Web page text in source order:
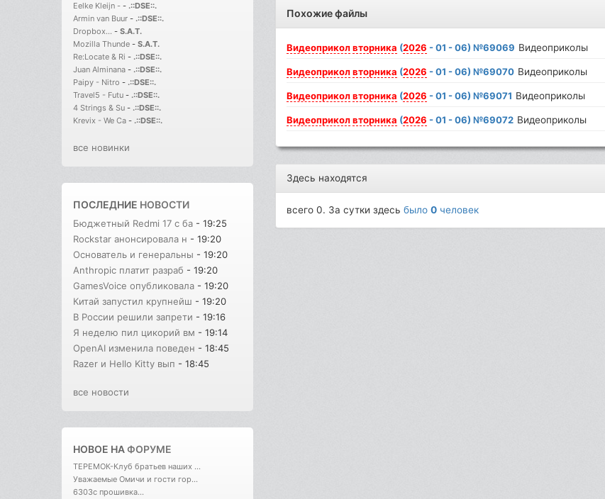
Eelke Kleijn - - .::DSE::.
Armin van Buur - .::DSE::.
Dropbox... - S.A.T.
Mozilla Thunde - S.A.T.
Re:Locate & Ri - .::DSE::.
Juan Alminana - .::DSE::.
Paipy - Nitro - .::DSE::.
Travel5 - Futu - .::DSE::.
4 Strings & Su - .::DSE::.
Krevix - We Ca - .::DSE::.
все новинки
ПОСЛЕДНИЕ НОВОСТИ
Бюджетный Redmi 17 с ба - 19:25
Rockstar анонсировала н - 19:20
Основатель и генеральны - 19:20
Anthropic платит разраб - 19:20
GamesVoice опубликовала - 19:20
Китай запустил крупнейш - 19:20
В России решили запрети - 19:16
Я неделю пил цикорий вм - 19:14
OpenAI изменила поведен - 18:45
Razer и Hello Kitty вып - 18:45
все новости
НОВОЕ НАФОРУМЕ
ТЕРЕМОК-Клуб братьев наших ...
Уважаемые Омичи и гости гор...
6303с прошивка...
Похожие файлы
Видеоприколвторника (2026 - 01 - 06) №69069 Видеоприколы
Видеоприколвторника (2026 - 01 - 06) №69070 Видеоприколы
Видеоприколвторника (2026 - 01 - 06) №69071 Видеоприколы
Видеоприколвторника (2026 - 01 - 06) №69072 Видеоприколы
Здесь находятся
всего 0. За сутки здесьбыло0 человек